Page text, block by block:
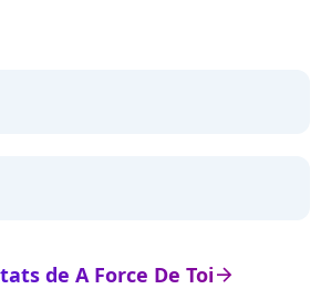
arrow_right
de A Force De Toi